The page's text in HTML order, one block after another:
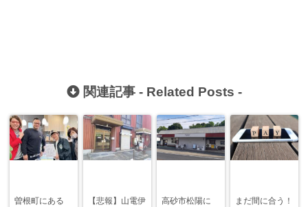
関連記事 - Related Posts -
曽根町にある
【悲報】山電伊
高砂市松陽に
まだ間に合う！